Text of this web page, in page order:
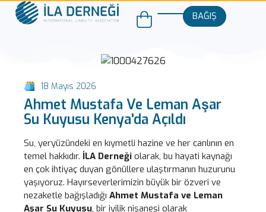
BAĞIŞ
18 Mayıs 2026
Ahmet Mustafa Ve Leman Aşar
Su Kuyusu Kenya'da Açıldı
Su, yeryüzündeki en kıymetli hazine ve her canlının en
temel hakkıdır. İLA Derneği olarak, bu hayati kaynağı
en çok ihtiyaç duyan gönüllere ulaştırmanın huzurunu
yaşıyoruz. Hayırseverlerimizin büyük bir özveri ve
nezaketle bağışladığı Ahmet Mustafa ve Leman
Aşar Su Kuyusu, bir iyilik nişanesi olarak